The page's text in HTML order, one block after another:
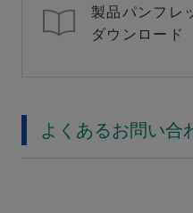
製品パンフレ
ダウンロード
よくあるお問い合